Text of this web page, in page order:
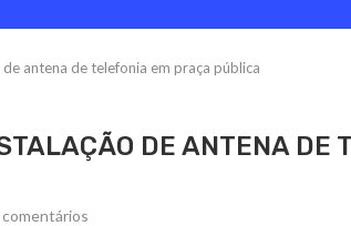
antena de telefonia em praça pública
DE ANTENA DE